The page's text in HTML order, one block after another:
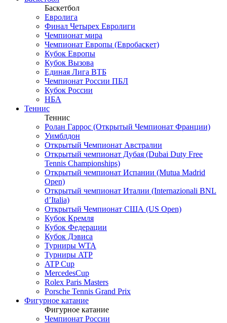
Баскетбол
Евролига
Финал Четырех Евролиги
Чемпионат мира
Чемпионат Европы (Евробаскет)
Кубок Европы
Кубок Вызова
Единая Лига ВТБ
Чемпионат России ПБЛ
Кубок России
НБА
Теннис
Теннис
Ролан Гаррос (Открытый Чемпионат Франции)
Уимблдон
Открытый Чемпионат Австралии
Открытый чемпионат Дубая (Dubai Duty Free
Tennis Championships)
Открытый чемпионат Испании (Mutua Madrid
Open)
Открытый чемпионат Италии (Internazionali BNL
d’Italia)
Открытый Чемпионат США (US Open)
Кубок Кремля
Кубок Федерации
Кубок Дэвиса
Турниры WTA
Турниры ATP
ATP Cup
MercedesCup
Rolex Paris Masters
Porsche Tennis Grand Prix
Фигурное катание
Фигурное катание
Чемпионат России